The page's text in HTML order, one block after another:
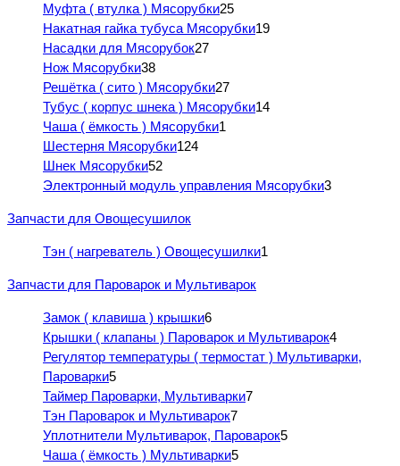
Муфта ( втулка ) Мясорубки25
Накатная гайка тубуса Мясорубки19
Насадки для Мясорубок27
Нож Мясорубки38
Решётка ( сито ) Мясорубки27
Тубус ( корпус шнека ) Мясорубки14
Чаша ( ёмкость ) Мясорубки1
Шестерня Мясорубки124
Шнек Мясорубки52
Электронный модуль управления Мясорубки3
Запчасти для Овощесушилок
Тэн ( нагреватель ) Овощесушилки1
Запчасти для Пароварок и Мультиварок
Замок ( клавиша ) крышки6
Крышки ( клапаны ) Пароварок и Мультиварок4
Регулятор температуры ( термостат ) Мультиварки,
Пароварки5
Таймер Пароварки, Мультиварки7
Тэн Пароварок и Мультиварок7
Уплотнители Мультиварок, Пароварок5
Чаша ( ёмкость ) Мультиварки5